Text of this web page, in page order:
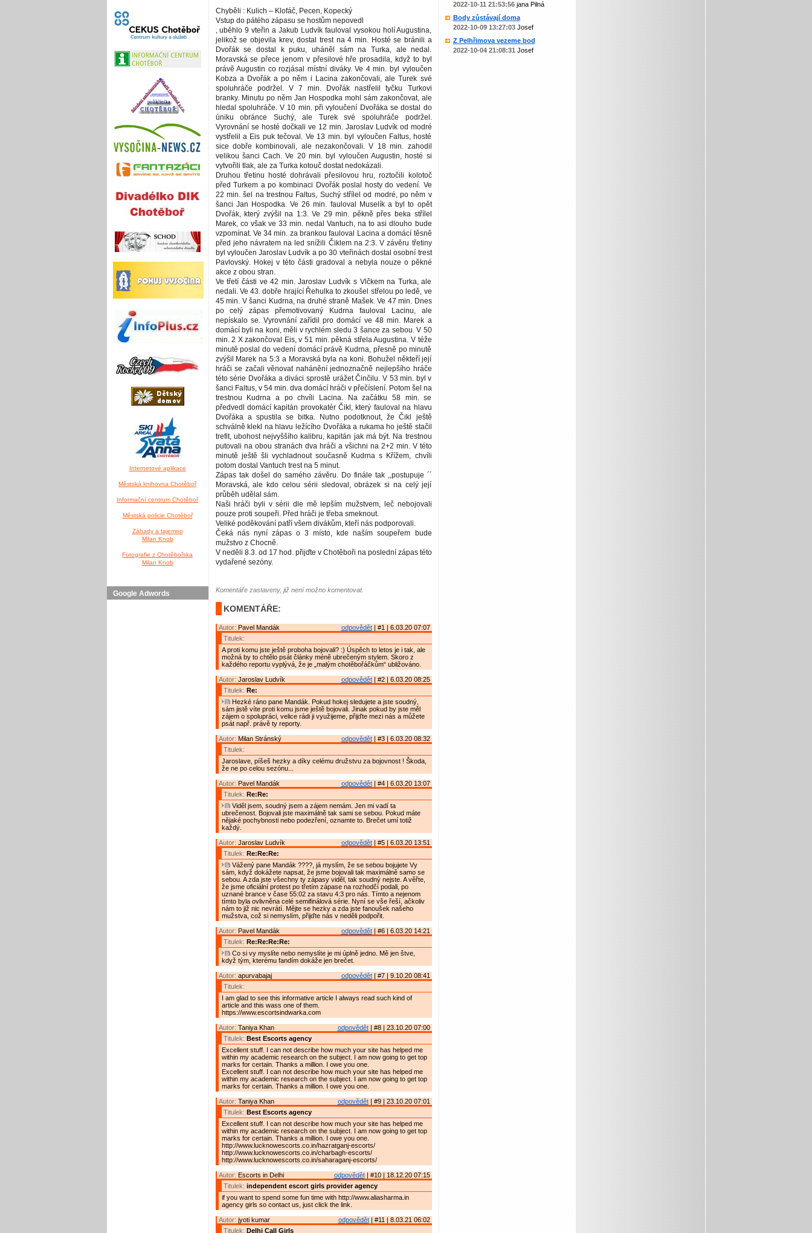
Internetové aplikace
Městská knihovna Chotěboř
Informační centrum Chotěboř
Městská policie Chotěboř
Záhady a tajemno
Milan Knob
Fotografie z Chotěbořska
Milan Knob
Google Adwords
Chyběli : Kulich – Klofáč, Pecen, Kopecký
Vstup do pátého zápasu se hostům nepovedl
, uběhlo 9 vteřin a Jakub Ludvík fauloval vysokou holí Augustina,
jelikož se objevila krev, dostal trest na 4 min. Hosté se bránili a
Dvořák se dostal k puku, uháněl sám na Turka, ale nedal.
Moravská se přece jenom v přesilové hře prosadila, když to byl
právě Augustin co rozjásal místní diváky. Ve 4 min. byl vyloučen
Kobza a Dvořák a po něm i Lacina zakončovali, ale Turek své
spoluhráče podržel. V 7 min. Dvořák nastřelil tyčku Turkovi
branky. Minutu po něm Jan Hospodka mohl sám zakončovat, ale
hledal spoluhráče. V 10 min. při vyloučení Dvořáka se dostal do
úniku obránce Suchý, ale Turek své spoluhráče podržel.
Vyrovnání se hosté dočkali ve 12 min. Jaroslav Ludvík od modré
vystřelil a Eis puk tečoval. Ve 13 min. byl vyloučen Faltus, hosté
sice dobře kombinovali, ale nezakončovali. V 18 min. zahodil
velikou šanci Cach. Ve 20 min. byl vyloučen Augustin, hosté si
vytvořili tlak, ale za Turka kotouč dostat nedokázali.
Druhou třetinu hosté dohrávali přesilovou hru, roztočili kolotoč
před Turkem a po kombinaci Dvořák poslal hosty do vedení. Ve
22 min. šel na trestnou Faltus, Suchý střílel od modré, po něm v
šanci Jan Hospodka. Ve 26 min. fauloval Muselík a byl to opět
Dvořák, který zvýšil na 1:3. Ve 29 min. pěkně přes beka střílel
Marek, co však ve 33 min. nedal Vantuch, na to asi dlouho bude
vzpomínat. Ve 34 min. za brankou fauloval Lacina a domácí těsně
před jeho návratem na led snížili Čiklem na 2:3. V závěru třetiny
byl vyloučen Jaroslav Ludvík a po 30 vteřinách dostal osobní trest
Pavlovský. Hokej v této části gradoval a nebyla nouze o pěkné
akce z obou stran.
Ve třetí části ve 42 min. Jaroslav Ludvík s Vlčkem na Turka, ale
nedali. Ve 43. dobře hrající Řehulka to zkoušel střelou po ledě, ve
45 min. V šanci Kudrna, na druhé straně Mašek. Ve 47 min. Dnes
po celý zápas přemotivovaný Kudrna fauloval Lacinu, ale
nepískalo se. Vyrovnání zařídil pro domácí ve 48 min. Marek a
domácí byli na koni, měli v rychlém sledu 3 šance za sebou. V 50
min. 2 X zakončoval Eis, v 51 min. pěkná střela Augustina. V téže
minutě poslal do vedení domácí právě Kudrna, přesně po minutě
zvýšil Marek na 5:3 a Moravská byla na koni. Bohužel někteří její
hráči se začali věnovat nahánění jednoznačně nejlepšího hráče
této série Dvořáka a diváci sprostě urážet Činčilu. V 53 min. byl v
šanci Faltus, v 54 min. dva domácí hráči v přečíslení. Potom šel na
trestnou Kudrna a po chvíli Lacina. Na začátku 58 min. se
předvedl domácí kapitán provokatér Čikl, který fauloval na hlavu
Dvořáka a spustila se bitka. Nutno podotknout, že Čikl ještě
schválně klekl na hlavu ležícího Dvořáka a rukama ho ještě stačil
trefit, ubohost nejvyššího kalibru, kapitán jak má být. Na trestnou
putovali na obou stranách dva hráči a všichni na 2+2 min. V této
minutě ještě šli vychladnout současně Kudrna s Křížem, chvíli
potom dostal Vantuch trest na 5 minut.
Zápas tak došel do samého závěru. Do finále tak ,,postupuje ´´
Moravská, ale kdo celou sérii sledoval, obrázek si na celý její
průběh udělal sám.
Naši hráči byli v sérii dle mě lepším mužstvem, leč nebojovali
pouze proti soupeři. Před hráči je třeba smeknout.
Veliké poděkování patří všem divákům, kteří nás podporovali.
Čeká nás nyní zápas o 3 místo, kde naším soupeřem bude
mužstvo z Chocně.
V neděli 8.3. od 17 hod. přijďte v Chotěboři na poslední zápas této
vydařené sezóny.
Komentáře zastaveny, již není možno komentovat.
KOMENTÁŘE:
odpovědět| #1 | 6.03.20 07:07
Autor: Pavel Mandák
Titulek:
A proti komu jste ještě proboha bojovali? :) Úspěch to letos je i tak, ale
možná by to chtělo psát články méně ubrečeným stylem. Skoro z
každého reportu vyplývá, že je „malým chotěbořáčkům“ ubližováno.
odpovědět| #2 | 6.03.20 08:25
Autor: Jaroslav Ludvík
Titulek: Re:
Hezké ráno pane Mandák. Pokud hokej sledujete a jste soudný,
sám jistě víte proti komu jsme ještě bojovali. Jinak pokud by jste měl
zájem o spolupráci, velice rádi ji využijeme, přijďte mezi nás a můžete
psát např. právě ty reporty.
odpovědět| #3 | 6.03.20 08:32
Autor: Milan Stránský
Titulek:
Jaroslave, píšeš hezky a díky celému družstvu za bojovnost ! Škoda,
že ne po celou sezónu...
odpovědět| #4 | 6.03.20 13:07
Autor: Pavel Mandák
Titulek: Re:Re:
Viděl jsem, soudný jsem a zájem nemám. Jen mi vadí ta
ubrečenost. Bojovali jste maximálně tak sami se sebou. Pokud máte
nějaké pochybnosti nebo podezření, oznamte to. Brečet umí totiž
každý.
odpovědět| #5 | 6.03.20 13:51
Autor: Jaroslav Ludvík
Titulek: Re:Re:Re:
Vážený pane Mandák ????, já myslím, že se sebou bojujete Vy
sám, když dokážete napsat, že jsme bojovali tak maximálně samo se
sebou. A zda jste všechny ty zápasy viděl, tak soudný nejste. A věřte,
že jsme oficiální protest po třetím zápase na rozhodčí podali, po
uznané brance v čase 55:02 za stavu 4:3 pro nás. Tímto a nejenom
tímto byla ovlivněna celé semifinálová série. Nyní se vše řeší, ačkoliv
nám to již nic nevrátí. Mějte se hezky a zda jste fanoušek našeho
mužstva, což si nemyslím, přijďte nás v neděli podpořit.
odpovědět| #6 | 6.03.20 14:21
Autor: Pavel Mandák
Titulek: Re:Re:Re:Re:
Co si vy myslíte nebo nemyslíte je mi úplně jedno. Mě jen štve,
když tým, kterému fandím dokáže jen brečet.
odpovědět| #7 | 9.10.20 08:41
Autor: apurvabajaj
Titulek:
I am glad to see this informative article I always read such kind of
article and this wass one of them.
https://www.escortsindwarka.com
odpovědět| #8 | 23.10.20 07:00
Autor: Taniya Khan
Titulek: Best Escorts agency
Excellent stuff. I can not describe how much your site has helped me
within my academic research on the subject. I am now going to get top
marks for certain. Thanks a million. I owe you one.
Excellent stuff. I can not describe how much your site has helped me
within my academic research on the subject. I am now going to get top
marks for certain. Thanks a million. I owe you one.
odpovědět| #9 | 23.10.20 07:01
Autor: Taniya Khan
Titulek: Best Escorts agency
Excellent stuff. I can not describe how much your site has helped me
within my academic research on the subject. I am now going to get top
marks for certain. Thanks a million. I owe you one.
http://www.lucknowescorts.co.in/hazratganj-escorts/
http://www.lucknowescorts.co.in/charbagh-escorts/
http://www.lucknowescorts.co.in/saharaganj-escorts/
odpovědět| #10 | 18.12.20 07:15
Autor: Escorts in Delhi
Titulek: independent escort girls provider agency
if you want to spend some fun time with http://www.aliasharma.in
agency girls so contact us, just click the link.
odpovědět| #11 | 8.03.21 06:02
Autor: jyoti kumar
Titulek: Delhi Call Girls
2022-10-11 21:53:56jana Pilná
Body zůstávají doma
2022-10-09 13:27:03Josef
Z Pelhřimova vezeme bod
2022-10-04 21:08:31 Josef